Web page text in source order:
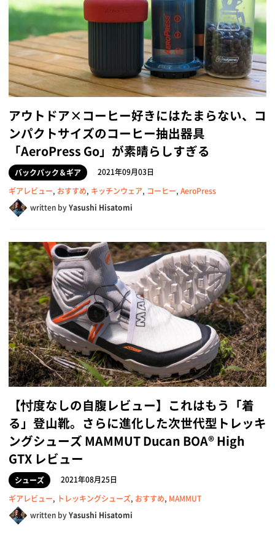
アウトドア×コーヒー好きにはたまらない、コ
ンパクトサイズのコーヒー抽出器具
「AeroPress Go」が素晴らしすぎる
バックパック＆ギア
2021年09月03日
ギアレビュー, おすすめ, キッチンウェア, コーヒー, AeroPress
written byYasushi Hisatomi
【忖度なしの自腹レビュー】これはもう「着
る」登山靴。さらに進化した次世代型トレッキ
ングシューズ MAMMUT Ducan BOA® High
GTX レビュー
シューズ
2021年08月25日
ギアレビュー, トレッキングシューズ, おすすめ, MAMMUT
written byYasushi Hisatomi